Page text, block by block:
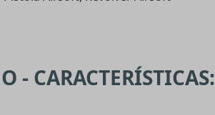
- CARACTERÍSTICAS: